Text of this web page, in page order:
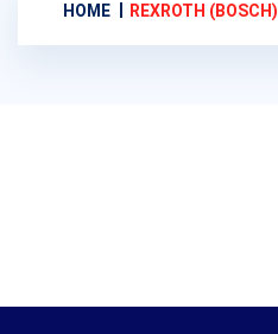
HOME REXROTH (BOSCH)